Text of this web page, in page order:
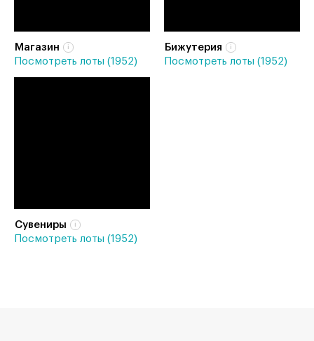
Магазин
Посмотреть лоты (1952)
Бижутерия
Посмотреть лоты (1952)
Сувениры
Посмотреть лоты (1952)